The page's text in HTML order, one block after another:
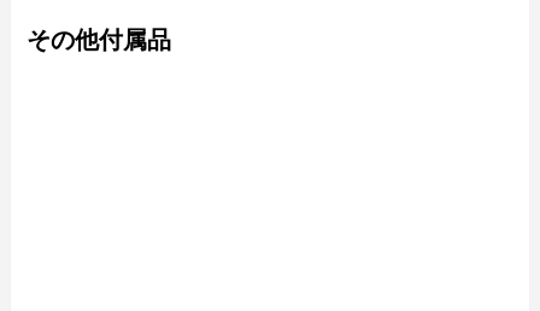
その他付属品